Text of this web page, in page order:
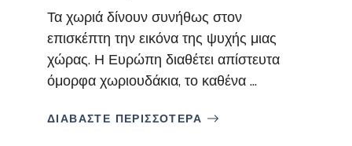
Τα χωριά δίνουν συνήθως στον
επισκέπτη την εικόνα της ψυχής μιας
χώρας. Η Ευρώπη διαθέτει απίστευτα
όμορφα χωριουδάκια, το καθένα ...
ΔΙΑΒΑΣΤΕ ΠΕΡΙΣΣΟΤΕΡΑ